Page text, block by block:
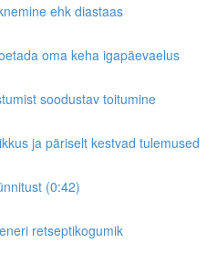
ehk diastaas
oma keha igapäevaelus
soodustav toitumine
ja päriselt kestvad tulemused
(0:42)
retseptikogumik